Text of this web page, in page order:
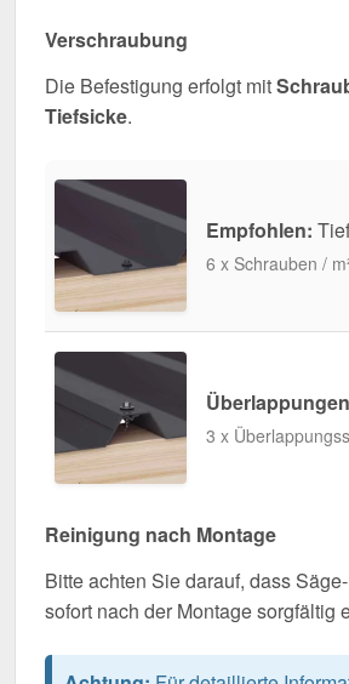
Verschraubung
Die Befestigung erfolgt mit
Tiefsicke.
Empfohlen:
6 x Schrauben /
3 x
Reinigung nach Montage
Bitte achten Sie darauf, dass
sofort nach der Montage sorgfältig